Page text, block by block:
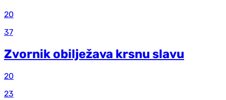
20
37
Zvornik obilježava krsnu slavu
20
23